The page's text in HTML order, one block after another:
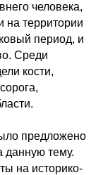
человека,
на территории
период, и
Среди
кости,
предложено
данную тему.
на историко-